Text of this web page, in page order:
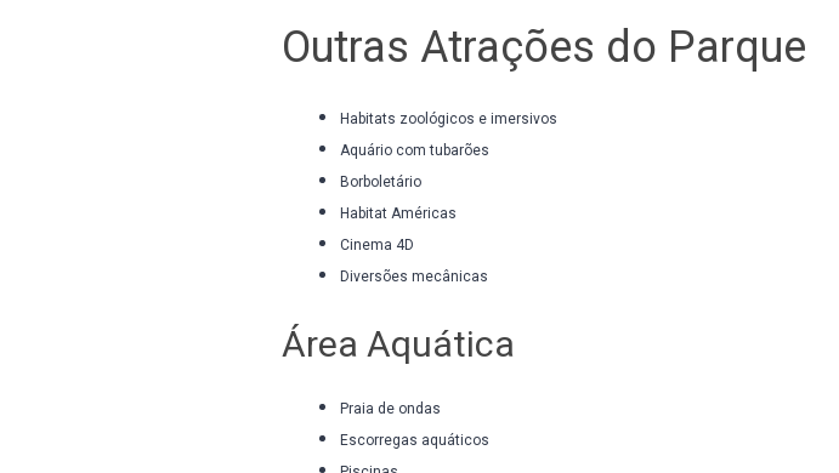
Outras Atrações do Parque
Habitats zoológicos e imersivos
Aquário com tubarões
Borboletário
Habitat Américas
Cinema 4D
Diversões mecânicas
Área Aquática
Praia de ondas
Escorregas aquáticos